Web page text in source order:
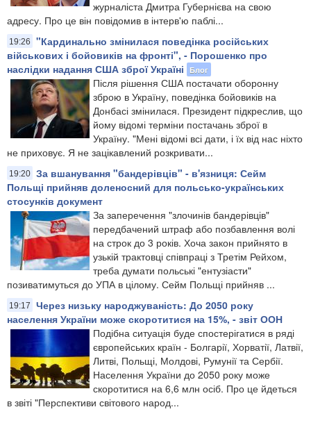
журналіста Дмитра Губернієва на свою
адресу. Про це він повідомив в інтерв'ю паблі...
19:26
"Кардинально змінилася поведінка російських
військових і бойовиків на фронті", - Порошенко про
наслідки надання США зброї Україні
Блог
​Після рішення США постачати оборонну
зброю в Україну, поведінка бойовиків на
Донбасі змінилася. Президент підкреслив, що
йому відомі терміни постачань зброї в
Україну. "Мені відомі всі дати, і їх від нас ніхто
не приховує. Я не зацікавлений розкривати...
19:20 За вшанування "бандерівців" - в'язниця: Сейм
Польщі прийняв доленосний для польсько-українських
стосунків документ
За заперечення "злочинів бандерівців"
передбачений штраф або позбавлення волі
на строк до 3 років. Хоча закон прийнято в
узькій трактовці співпраці з Третім Рейхом,
треба думати польські "ентузіасти"
позиватимуться до УПА в цілому. Сейм Польщі прийняв ...
19:17
Через низьку народжуваність: До 2050 року
населення України може скоротитися на 15%, - звіт ООН
Подібна ситуація буде спостерігатися в ряді
європейських країн - Болгарії, Хорватії, Латвії,
Литві, Польщі, Молдові, Румунії та Сербії.
Населення України до 2050 року може
скоротитися на 6,6 млн осіб. Про це йдеться
в звіті "Перспективи світового народ...